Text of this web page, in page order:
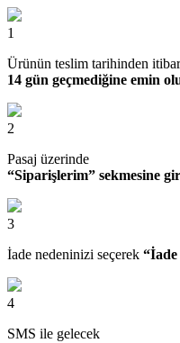
1
Ürünün teslim tarihinden
14 gün geçmediğine emin
2
Pasaj üzerinde
“Siparişlerim” sekmesine
3
İade nedeninizi seçerek
4
SMS ile gelecek